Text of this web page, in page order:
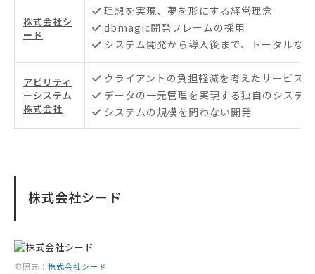
株式会社シ
ード
理想を実現、夢を形にする経営理念
dbmagic開発フレームの採用
システム開発から導入後まで、トータルな
アビリティ
ーシステム
株式会社
クライアントの負担軽減を考えたサービス
データの一元管理を実現する独自のシステム
システムの規模を問わない開発
株式会社シード
参照元： 株式会社シード